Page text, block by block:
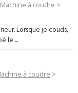
Machine à coudre >
Lorsque je couds,
le ...
à coudre >